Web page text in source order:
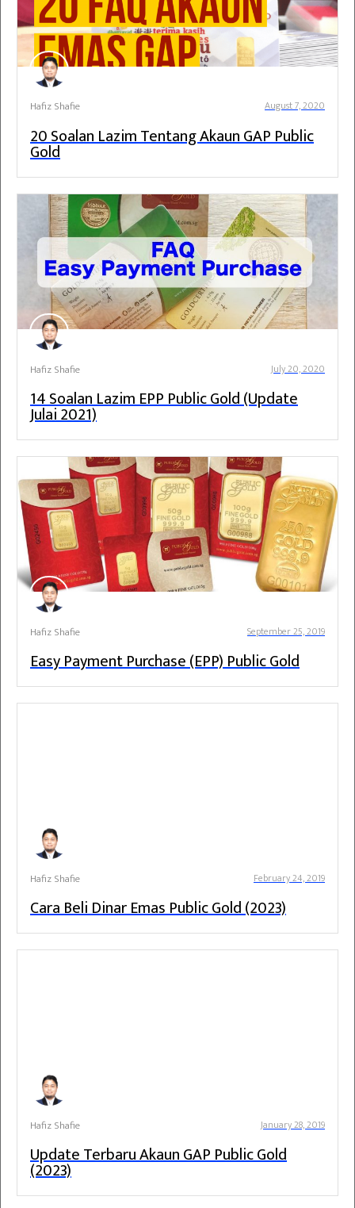
Hafiz Shafie August 7, 2020
20 Soalan Lazim Tentang Akaun GAP Public
Gold
Hafiz Shafie July 20, 2020
14 Soalan Lazim EPP Public Gold (Update
Julai 2021)
Hafiz Shafie September 25, 2019
Easy Payment Purchase (EPP) Public Gold
Hafiz Shafie February 24, 2019
Cara Beli Dinar Emas Public Gold (2023)
Hafiz Shafie January 28, 2019
Update Terbaru Akaun GAP Public Gold
(2023)